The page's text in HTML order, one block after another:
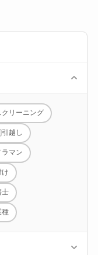
クリーニング
引越し
ラマン
け
士
種